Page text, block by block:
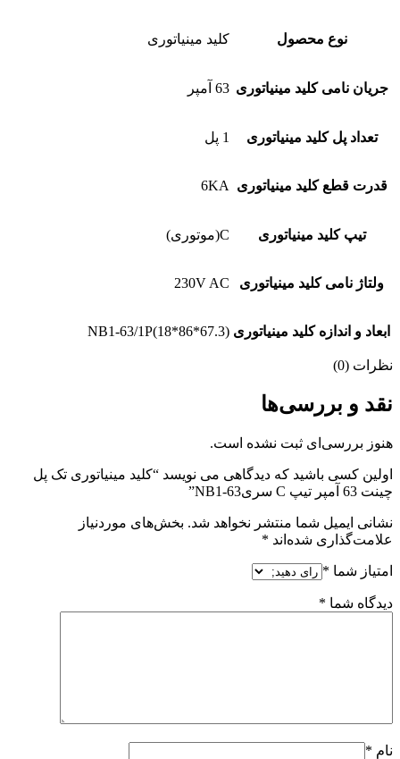
نوع محصول کلید مینیاتوری
جریان نامی کلید مینیاتوری 63 آمپر
تعداد پل کلید مینیاتوری 1 پل
قدرت قطع کلید مینیاتوری 6KA
تیپ کلید مینیاتوری C(موتوری)
ولتاژ نامی کلید مینیاتوری 230V AC
ابعاد و اندازه کلید مینیاتوری NB1-63/1P(18*86*67.3)
نظرات (0)
نقد و بررسی‌ها
هنوز بررسی‌ای ثبت نشده است.
اولین کسی باشید که دیدگاهی می نویسد “کلید مینیاتوری تک پل
چینت 63 آمپر تیپ C سریNB1-63”
نشانی ایمیل شما منتشر نخواهد شد. بخش‌های موردنیاز
علامت‌گذاری شده‌اند *
امتیاز شما *
دیدگاه شما *
نام *